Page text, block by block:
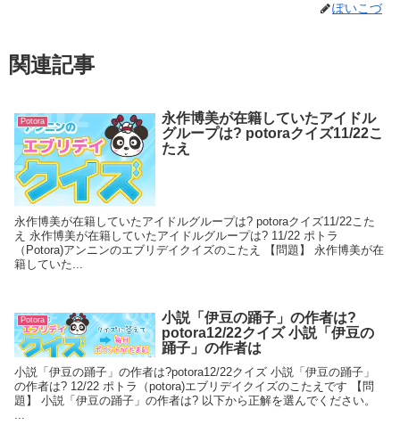
ぽいこづ
関連記事
Potora
永作博美が在籍していたアイドル
グループは? potoraクイズ11/22こ
たえ
永作博美が在籍していたアイドルグループは? potoraクイズ11/22こた
え 永作博美が在籍していたアイドルグループは? 11/22 ポトラ
（Potora)アンニンのエブリデイクイズのこたえ 【問題】 永作博美が在
籍していた...
Potora
小説「伊豆の踊子」の作者は?
potora12/22クイズ 小説「伊豆の
踊子」の作者は
小説「伊豆の踊子」の作者は?potora12/22クイズ 小説「伊豆の踊子」
の作者は? 12/22 ポトラ（potora)エブリデイクイズのこたえです 【問
題】 小説「伊豆の踊子」の作者は? 以下から正解を選んでください。
...